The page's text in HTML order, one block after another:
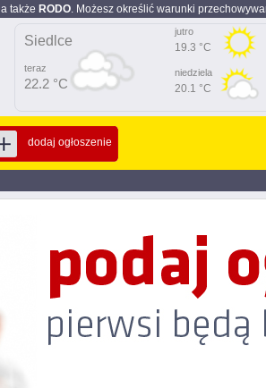
a także RODO. Możesz określić warunki
Siedlce
teraz
22.2 °C
jutro
19.3 °C
niedziela
20.1 °C
dodaj ogłoszenie